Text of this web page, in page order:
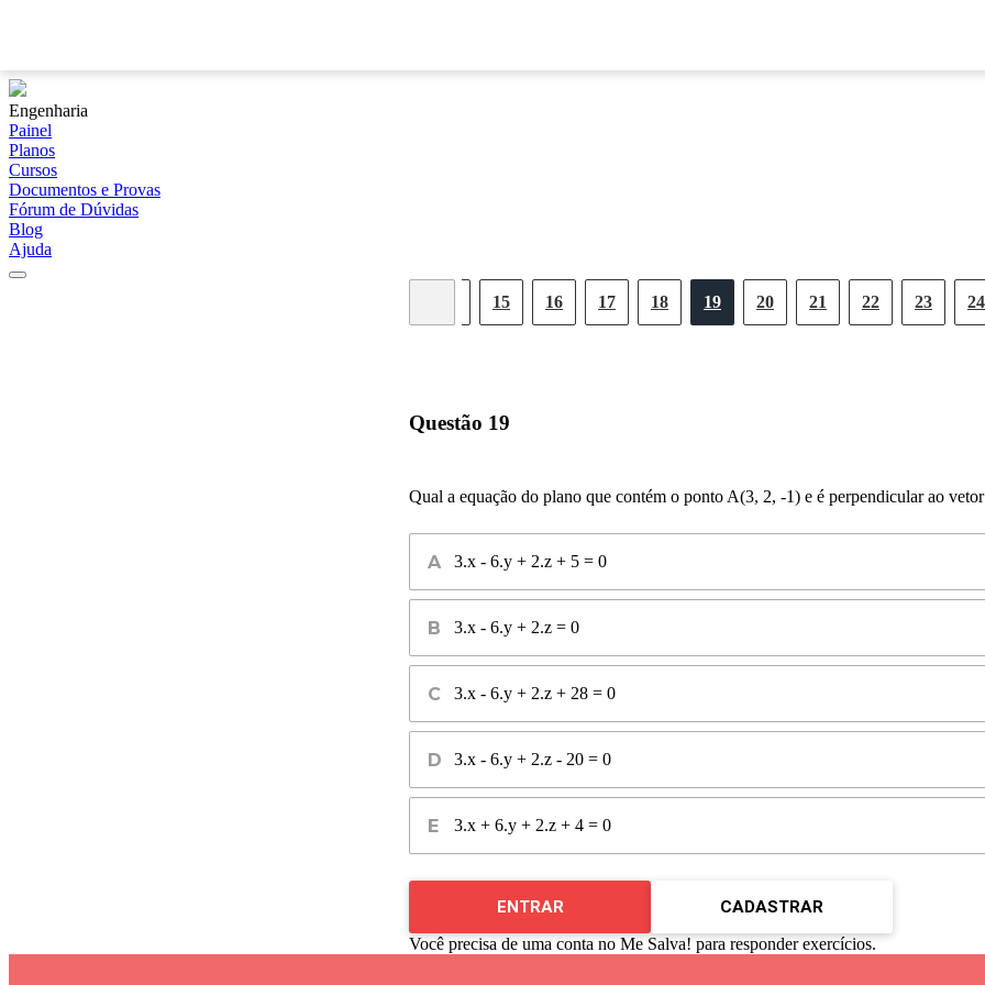
Engenharia
Painel
Planos
Cursos
Documentos e Provas
Fórum de Dúvidas
Blog
Ajuda
15 16 17 18 19 20 21 22 23 24
Questão 19
Qual a equação do plano que contém o ponto A(3, 2, -1) e é perpendicular ao
3.x - 6.y + 2.z + 5 = 0
3.x - 6.y + 2.z = 0
3.x - 6.y + 2.z + 28 = 0
3.x - 6.y + 2.z - 20 = 0
3.x + 6.y + 2.z + 4 = 0
ENTRAR CADASTRAR
Você precisa de uma conta no Me Salva! para responder exercícios.